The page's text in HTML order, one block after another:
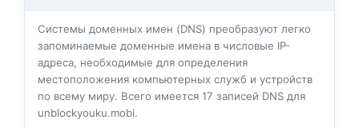
Системы доменных имен (DNS) преобразуют легко
запоминаемые доменные имена в числовые IP-
адреса, необходимые для определения
местоположения компьютерных служб и устройств
по всему миру. Всего имеется 17 записей DNS для
unblockyouku.mobi.